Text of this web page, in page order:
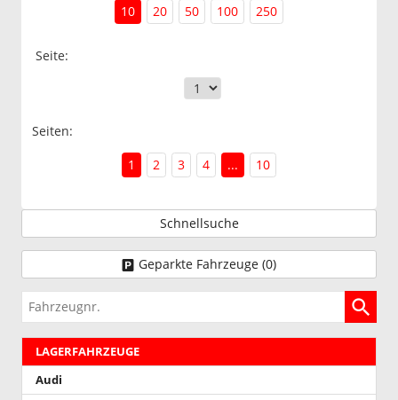
10
20 50 100 250
Seite:
Seiten:
1
2 3 4 ... 10
Schnellsuche
Geparkte Fahrzeuge (0)
Fahrzeugnr.
LAGERFAHRZEUGE
Audi